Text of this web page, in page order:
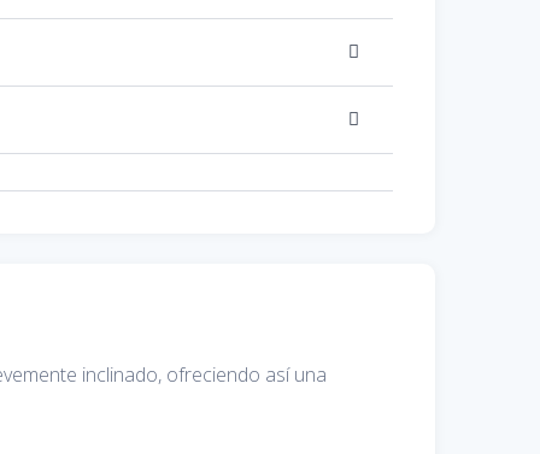
inclinado, ofreciendo así una